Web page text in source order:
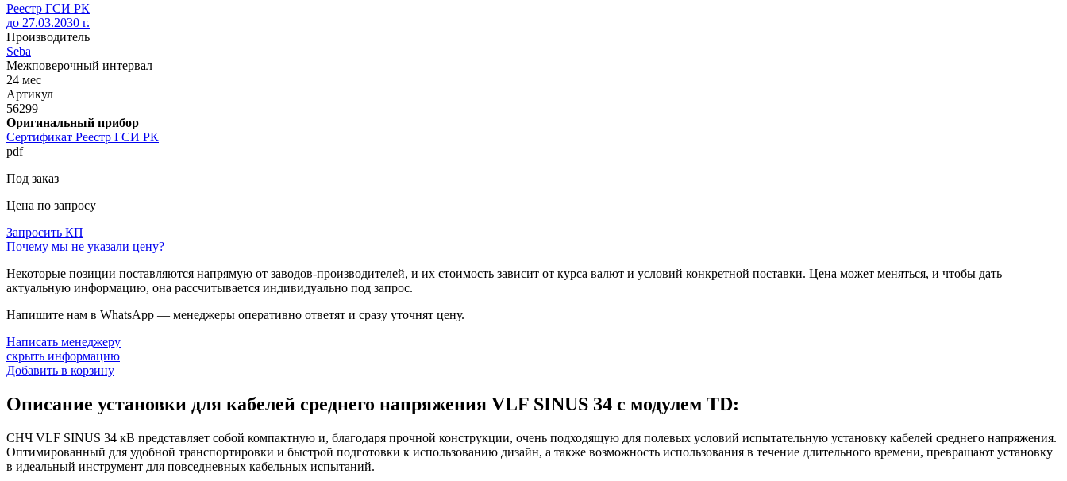
Реестр ГСИ РК
до 27.03.2030 г.
Производитель
Seba
Межповерочный интервал
24 мес
Артикул
56299
Оригинальный прибор
Сертификат Реестр ГСИ РК
pdf
Под заказ
Цена по запросу
Запросить КП
Почему мы не указали цену?
Некоторые позиции поставляются напрямую от заводов-производителей, и их стоимость зависит от курса валют и условий конкретной поставки. Цена может меняться, и чтобы дать
актуальную информацию, она рассчитывается индивидуально под запрос.
Напишите нам в WhatsApp — менеджеры оперативно ответят и сразу уточнят цену.
Написать менеджеру
скрыть информацию
Добавить в корзину
Описание установки для кабелей среднего напряжения VLF SINUS 34 с модулем TD:
СНЧ VLF SINUS 34 кВ представляет собой компактную и, благодаря прочной конструкции, очень подходящую для полевых условий испытательную установку кабелей среднего напряжения.
Оптимированный для удобной транспортировки и быстрой подготовки к использованию дизайн, а также возможность использования в течение длительного времени, превращают установку
в идеальный инструмент для повседневных кабельных испытаний.